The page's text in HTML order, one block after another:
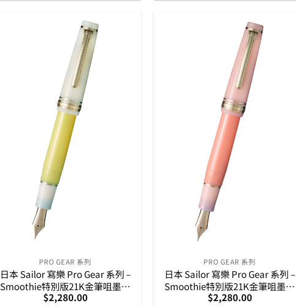
PRO GEAR 系列
日本 Sailor 寫樂 Pro Gear 系列 –
Smoothie特別版21K金筆咀墨水
筆-Passion Fruit熱情果 (11-4171-
$2,280.00
PRO GEAR 系列
日本 Sailor 寫樂 Pro Gear 系列 –
Smoothie特別版21K金筆咀墨水
筆-Cantaloupe哈密瓜 (11-4171-
$2,280.00